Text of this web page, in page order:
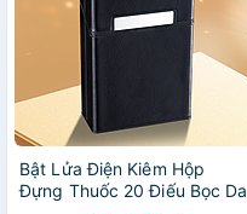
Bật Lửa Điện Kiêm Hộp
Đựng Thuốc 20 Điếu Bọc Da